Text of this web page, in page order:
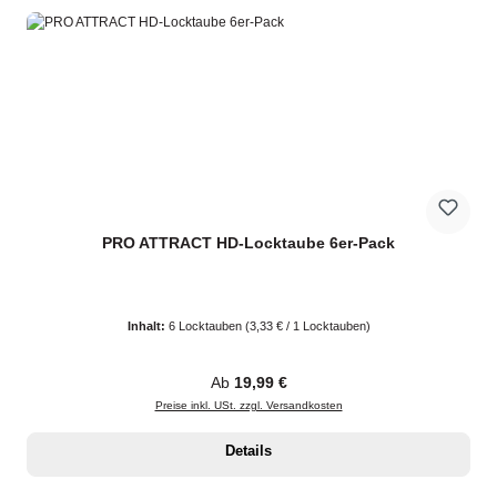
PRO ATTRACT HD-Locktaube 6er-Pack
Inhalt: 6 Locktauben (3,33 € / 1 Locktauben)
Regulärer Preis:
Ab 19,99 €
Preise inkl. USt. zzgl. Versandkosten
Details